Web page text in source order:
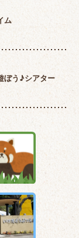
ム
ぼう♪シアター